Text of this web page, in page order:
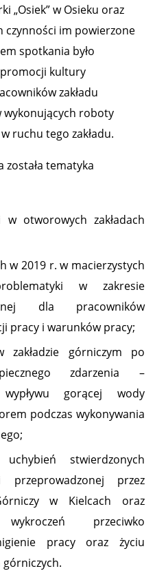
„Osiek” w Osieku oraz
im powierzone
spotkania było
promocji kultury
zakładu
wykonujących roboty
ruchu tego zakładu.
tematyka
otworowych zakładach
w 2019 r. w macierzystych
w zakresie
dla pracowników
pracy i warunków pracy;
zakładzie górniczym po
zdarzenia –
wypływu gorącej wody
podczas wykonywania
stwierdzonych
przez
w Kielcach oraz
przeciwko
pracy oraz życiu
górniczych.